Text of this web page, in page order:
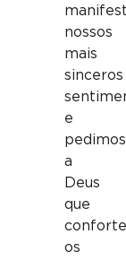
nossos
mais
sinceros
e
pedimos
a
Deus
que
os